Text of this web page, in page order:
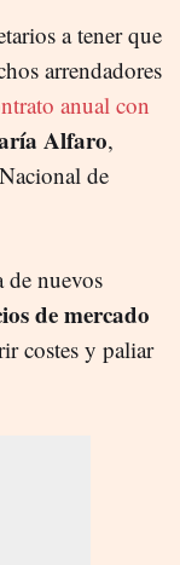
a tener que
arrendadores
anual con
Alfaro,
de
de nuevos
de mercado
costes y paliar